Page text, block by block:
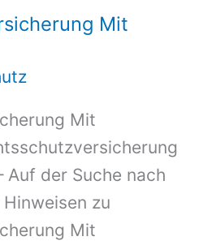
Mit
Mit
Auf der Suche nach
zu
Mit